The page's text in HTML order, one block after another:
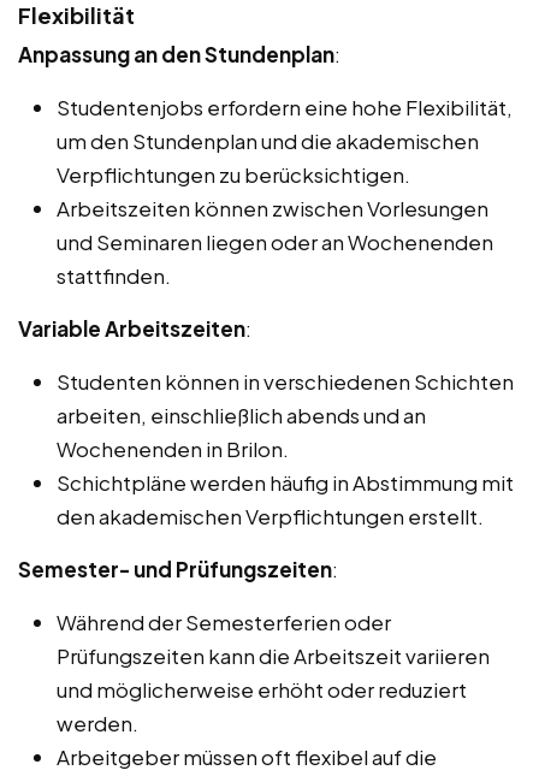
Flexibilität
Anpassung an den Stundenplan:
Studentenjobs erfordern eine hohe Flexibilität,
um den Stundenplan und die akademischen
Verpflichtungen zu berücksichtigen.
Arbeitszeiten können zwischen Vorlesungen
und Seminaren liegen oder an Wochenenden
stattfinden.
Variable Arbeitszeiten:
Studenten können in verschiedenen Schichten
arbeiten, einschließlich abends und an
Wochenenden in Brilon.
Schichtpläne werden häufig in Abstimmung mit
den akademischen Verpflichtungen erstellt.
Semester- und Prüfungszeiten:
Während der Semesterferien oder
Prüfungszeiten kann die Arbeitszeit variieren
und möglicherweise erhöht oder reduziert
werden.
Arbeitgeber müssen oft flexibel auf die